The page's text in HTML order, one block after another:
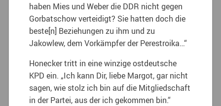
haben Mies und Weber die DDR nicht gegen
Gorbatschow verteidigt? Sie hatten doch die
beste[n] Beziehungen zu ihm und zu
Jakowlew, dem Vorkämpfer der Perestroika…“
Honecker tritt in eine winzige ostdeutsche
KPD ein. „Ich kann Dir, liebe Margot, gar nicht
sagen, wie stolz ich bin auf die Mitgliedschaft
in der Partei, aus der ich gekommen bin.“